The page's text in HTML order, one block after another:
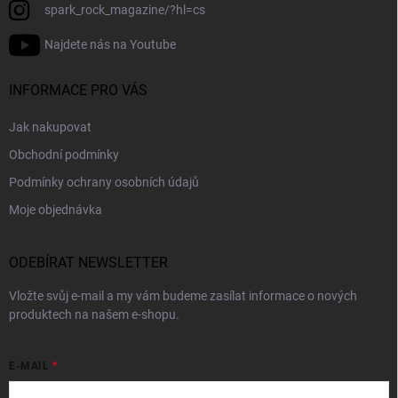
spark_rock_magazine/?hl=cs
Najdete nás na Youtube
INFORMACE PRO VÁS
Jak nakupovat
Obchodní podmínky
Podmínky ochrany osobních údajů
Moje objednávka
ODEBÍRAT NEWSLETTER
Vložte svůj e-mail a my vám budeme zasílat informace o nových
produktech na našem e-shopu.
E-MAIL